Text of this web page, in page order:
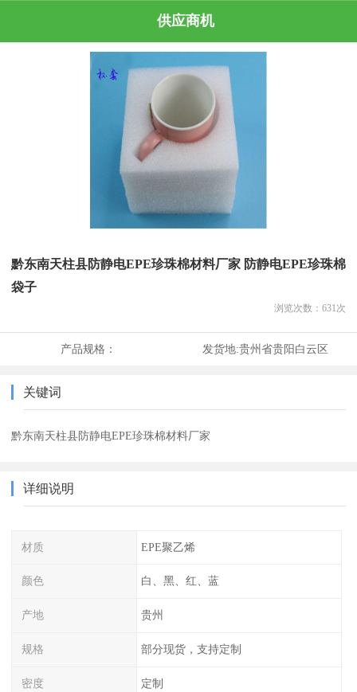
供应商机
黔东南天柱县防静电EPE珍珠棉材料厂家 防静电EPE珍珠棉
袋子
浏览次数： 631 次
产品规格： 发货地:贵州省贵阳白云区
关键词
黔东南天柱县防静电EPE珍珠棉材料厂家
详细说明
材质 EPE聚乙烯
颜色 白、黑、红、蓝
产地 贵州
规格 部分现货，支持定制
密度 定制